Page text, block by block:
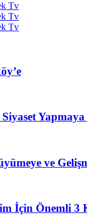
Tv
Tv
Tv
ve
İçin Önemli 3